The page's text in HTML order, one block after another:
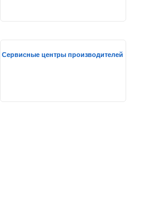
Сервисные центры производителей